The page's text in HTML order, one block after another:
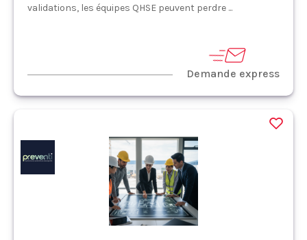
validations, les équipes QHSE peuvent perdre ...
Demande express